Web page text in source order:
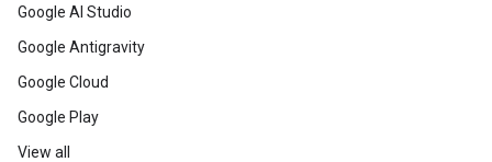
Google AI Studio
Google Antigravity
Google Cloud
Google Play
View all